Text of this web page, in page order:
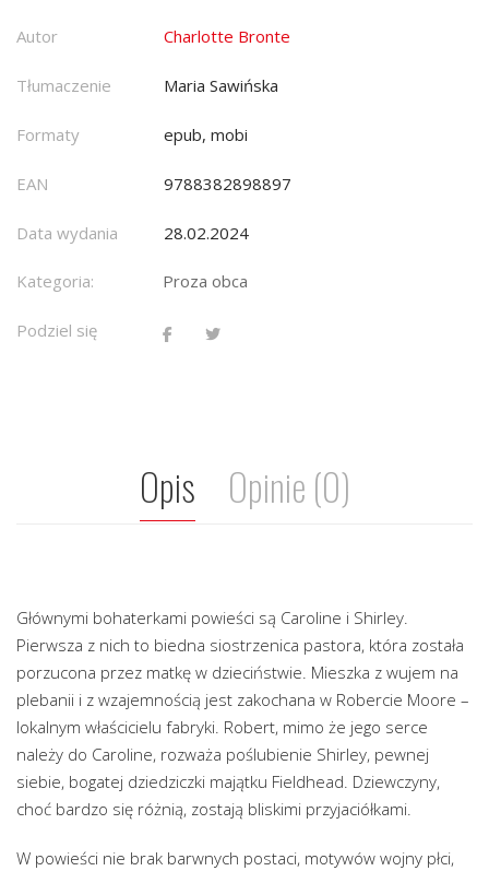
Autor Charlotte Bronte
Tłumaczenie Maria Sawińska
Formaty epub, mobi
EAN 9788382898897
Data wydania 28.02.2024
Kategoria: Proza obca
Podziel się
Opis Opinie (0)
Głównymi bohaterkami powieści są Caroline i Shirley.
Pierwsza z nich to biedna siostrzenica pastora, która została
porzucona przez matkę w dzieciństwie. Mieszka z wujem na
plebanii i z wzajemnością jest zakochana w Robercie Moore –
lokalnym właścicielu fabryki. Robert, mimo że jego serce
należy do Caroline, rozważa poślubienie Shirley, pewnej
siebie, bogatej dziedziczki majątku Fieldhead. Dziewczyny,
choć bardzo się różnią, zostają bliskimi przyjaciółkami.
W powieści nie brak barwnych postaci, motywów wojny płci,